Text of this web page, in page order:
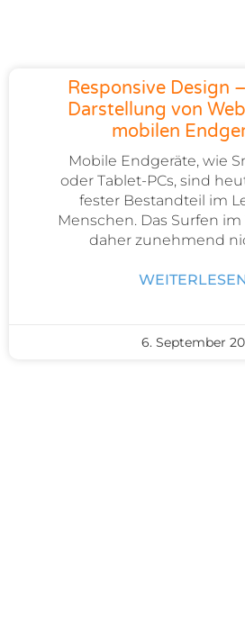
Responsive Design
Darstellung von
mobilen
Mobile Endgeräte, wie
oder Tablet-PCs, sind
fester Bestandteil im
Menschen. Das Surfen
daher zunehmend
6. September